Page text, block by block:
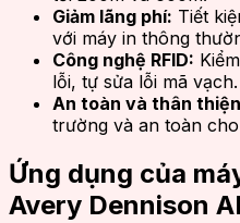
Giảm lãng phí: Tiết
với máy in thông
Công nghệ RFID:
lỗi, tự sửa lỗi mã vạch.
An toàn và thân
trường và an toàn
Ứng dụng của
Avery Dennison